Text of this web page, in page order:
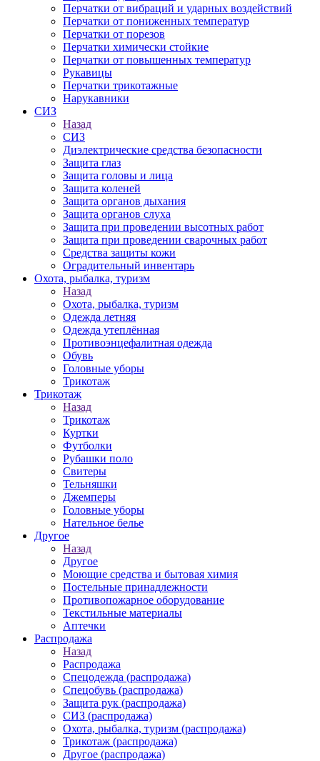
Перчатки от вибраций и ударных воздействий
Перчатки от пониженных температур
Перчатки от порезов
Перчатки химически стойкие
Перчатки от повышенных температур
Рукавицы
Перчатки трикотажные
Нарукавники
СИЗ
Назад
СИЗ
Диэлектрические средства безопасности
Защита глаз
Защита головы и лица
Защита коленей
Защита органов дыхания
Защита органов слуха
Защита при проведении высотных работ
Защита при проведении сварочных работ
Средства защиты кожи
Оградительный инвентарь
Охота, рыбалка, туризм
Назад
Охота, рыбалка, туризм
Одежда летняя
Одежда утеплённая
Противоэнцефалитная одежда
Обувь
Головные уборы
Трикотаж
Трикотаж
Назад
Трикотаж
Куртки
Футболки
Рубашки поло
Свитеры
Тельняшки
Джемперы
Головные уборы
Нательное белье
Другое
Назад
Другое
Моющие средства и бытовая химия
Постельные принадлежности
Противопожарное оборудование
Текстильные материалы
Аптечки
Распродажа
Назад
Распродажа
Спецодежда (распродажа)
Спецобувь (распродажа)
Защита рук (распродажа)
СИЗ (распродажа)
Охота, рыбалка, туризм (распродажа)
Трикотаж (распродажа)
Другое (распродажа)